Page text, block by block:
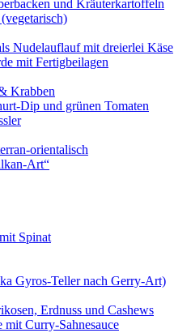
und Kräuterkartoffeln
Nudelauflauf mit dreierlei Käse
mit Fertigbeilagen
Krabben
Dip und grünen Tomaten
orientalisch
Art“
Spinat
Gyros-Teller nach Gerry-Art)
Erdnuss und Cashews
Curry-Sahnesauce